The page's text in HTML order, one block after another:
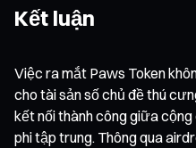
Kết luận
Việc ra mắt Paws Token
cho tài sản số chủ đề thú
kết nối thành công giữa
phi tập trung. Thông qua